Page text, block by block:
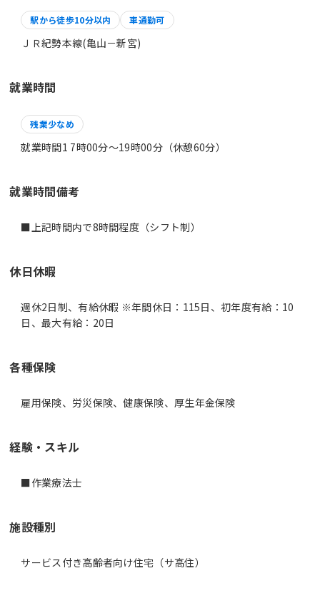
駅から徒歩10分以内 車通勤可
ＪＲ紀勢本線(亀山－新宮)
就業時間
残業少なめ
就業時間1 7時00分〜19時00分（休憩60分）
就業時間備考
休日休暇
週休2日制、有給休暇 ※年間休日：115日、初年度有給：10
日、最大有給：20日
各種保険
雇用保険、労災保険、健康保険、厚生年金保険
経験・スキル
■作業療法士
施設種別
サービス付き高齢者向け住宅（サ高住）